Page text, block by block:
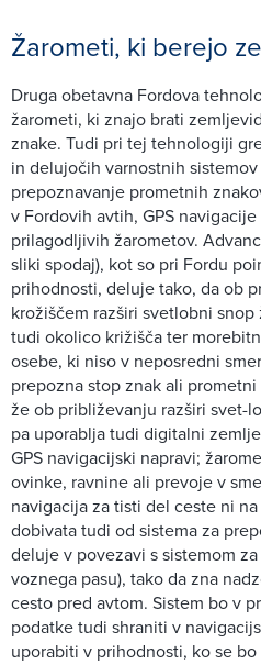
Žarometi, ki berejo
Druga obetavna Fordova
žarometi, ki znajo brati
znake. Tudi pri tej tehnologiji
in delujočih varnostnih
prepoznavanje prometnih
v Fordovih avtih, GPS
prilagodljivih žarometov.
sliki spodaj), kot so pri Fordu
prihodnosti, deluje tako, da ob
krožiščem razširi svetlobni
tudi okolico križišča ter
osebe, ki niso v neposredni
prepozna stop znak ali
že ob približevanju razširi svet-
pa uporablja tudi digitalni
GPS navigacijski napravi;
ovinke, ravnine ali prevoje v
navigacija za tisti del ceste ni
dobivata tudi od sistema za
deluje v povezavi s sistemom
voznega pasu), tako da zna
cesto pred avtom. Sistem bo v
podatke tudi shraniti v
uporabiti v prihodnosti, ko se